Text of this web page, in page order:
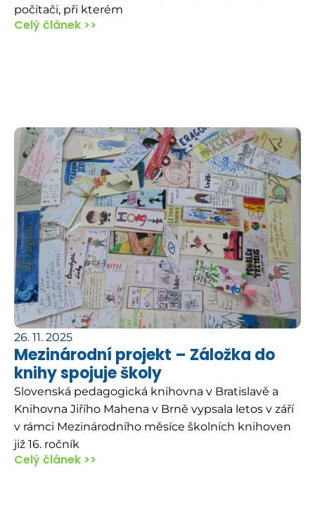
počítači, při kterém
Celý článek >>
26. 11. 2025
Mezinárodní projekt – Záložka do
knihy spojuje školy
Slovenská pedagogická knihovna v Bratislavě a
Knihovna Jiřího Mahena v Brně vypsala letos v září
v rámci Mezinárodního měsíce školních knihoven
již 16. ročník
Celý článek >>